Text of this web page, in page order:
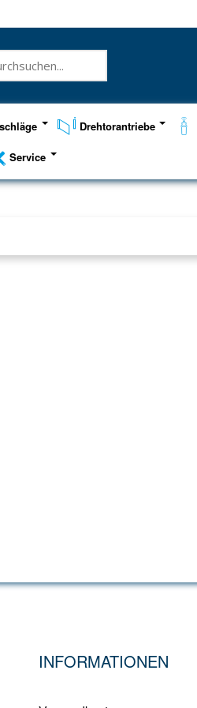
Drehtorantriebe
Service
INFORMATIONEN